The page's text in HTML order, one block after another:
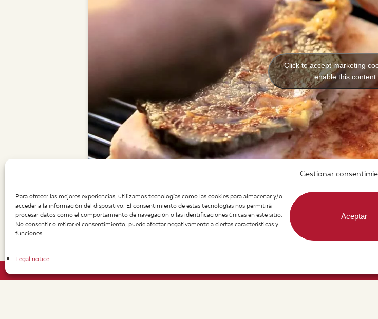
Gestionar
Para ofrecer las mejores experiencias, utilizamos tecnologías como las cookies para almacenar y/o
acceder a la información del dispositivo. El consentimiento de estas tecnologías nos permitirá
procesar datos como el comportamiento de navegación o las identificaciones únicas en este sitio.
No consentir o retirar el consentimiento, puede afectar negativamente a ciertas características y
funciones.
Aceptar
Legal notice
Click to accept marketing
enable this content